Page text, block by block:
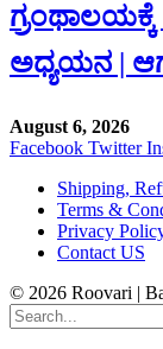
ಅಧ್ಯಯನ |
August 6, 2026
Facebook Twitter
Shipping,
Terms &
Privacy
Contact US
© 2026 Roovari |